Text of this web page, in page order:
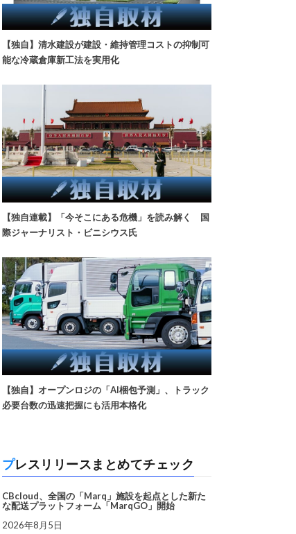
【独自】清水建設が建設・維持管理コストの抑制可
能な冷蔵倉庫新工法を実用化
【独自連載】「今そこにある危機」を読み解く 国
際ジャーナリスト・ビニシウス氏
【独自】オープンロジの「AI梱包予測」、トラック
必要台数の迅速把握にも活用本格化
プレスリリースまとめてチェック
CBcloud、全国の「Marq」施設を起点とした新た
な配送プラットフォーム「MarqGO」開始
2026年8月5日